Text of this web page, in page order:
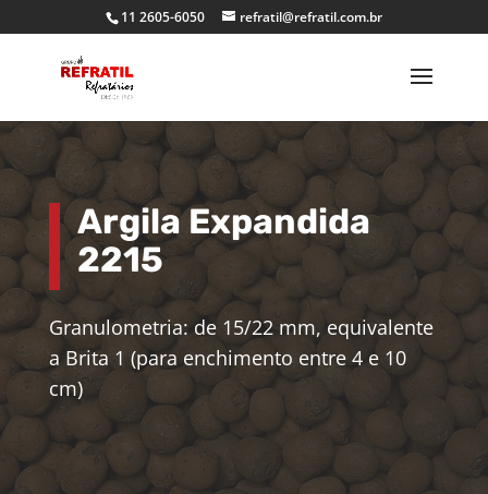
11 2605-6050 refratil@refratil.com.br
Argila Expandida
2215
Granulometria: de 15/22 mm, equivalente
a Brita 1 (para enchimento entre 4 e 10
cm)